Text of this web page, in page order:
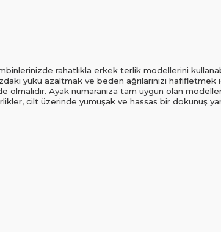
rahatlıkla erkek terlik modellerini
yükü azaltmak ve beden ağrılarınızı hafifletmek
Ayak numaranıza tam uygun olan
cilt üzerinde yumuşak ve hassas bir dokunuş